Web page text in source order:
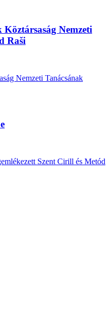
Nemzeti
Raši
Nemzeti Tanácsának
Szent Cirill és Metód